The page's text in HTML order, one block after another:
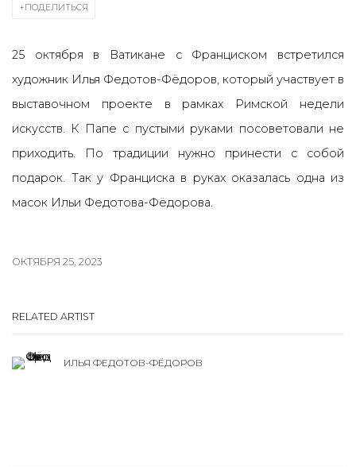
ПОДЕЛИТЬСЯ
25 октября в Ватикане с Франциском встретился
художник Илья Федотов-Фёдоров, который участвует в
выставочном проекте в рамках Римской недели
искусств. К Папе с пустыми руками посоветовали не
приходить. По традиции нужно принести с собой
подарок. Так у Франциска в руках оказалась одна из
масок Ильи Федотова-Фёдорова.
ОКТЯБРЯ 25, 2023
RELATED ARTIST
ИЛЬЯ ФЕДОТОВ-ФЁДОРОВ